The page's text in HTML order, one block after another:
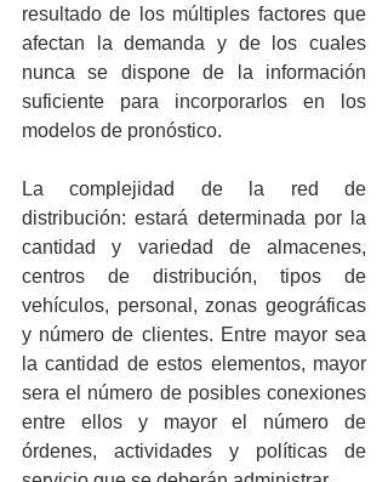
resultado de los múltiples factores que
afectan la demanda y de los cuales
nunca se dispone de la información
suficiente para incorporarlos en los
modelos de pronóstico.
La complejidad de la red de
distribución: estará determinada por la
cantidad y variedad de almacenes,
centros de distribución, tipos de
vehículos, personal, zonas geográficas
y número de clientes. Entre mayor sea
la cantidad de estos elementos, mayor
sera el número de posibles conexiones
entre ellos y mayor el número de
órdenes, actividades y políticas de